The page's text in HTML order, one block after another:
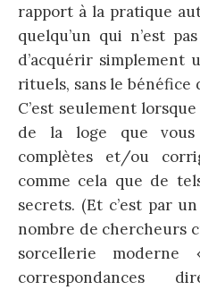
rapport à la pratique
quelqu’un qui n’est
d’acquérir simplement
rituels, sans le bénéfice
C’est seulement
de la loge que vous
complètes et/ou
comme cela que de
secrets. (Et c’est par
nombre de chercheurs
sorcellerie
correspondances